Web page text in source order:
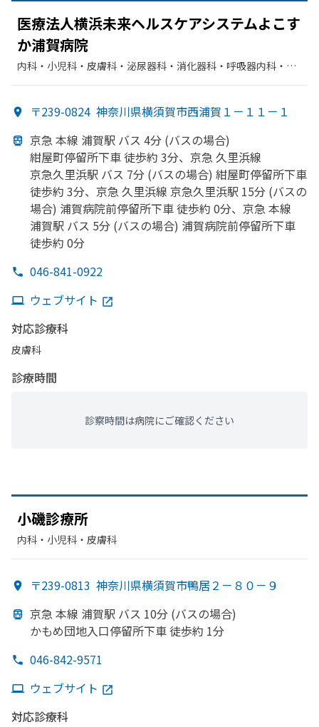
医療法人横浜未来ヘルスケアシステムよこす
か浦賀病院
内科・​小児科・​皮膚科・​泌尿器科・​消化器科・​呼吸器内科・​神
〒239-0824 神奈川県横須賀市西浦賀１－１１－１
京急 本線 浦賀駅 バス 4分 (バスの場合)
紺屋町停留所下車 徒歩約 3分、 京急 久里浜線
京急久里浜駅 バス 7分 (バスの場合) 紺屋町停留所下車
徒歩約 3分、 京急 久里浜線 京急久里浜駅 15分 (バスの
場合) 浦賀病院前停留所下車 徒歩約 0分、 京急 本線
浦賀駅 バス 5分 (バスの場合) 浦賀病院前停留所下車
徒歩約 0分
046-841-0922
ウェブサイト
対応診療科
皮膚科
診療時間
診察時間は病院にご確認ください
小磯診療所
内科・​小児科・​皮膚科
〒239-0813 神奈川県横須賀市鴨居２－８０－９
京急 本線 浦賀駅 バス 10分 (バスの場合)
かもめ団地入口停留所下車 徒歩約 1分
046-842-9571
ウェブサイト
対応診療科